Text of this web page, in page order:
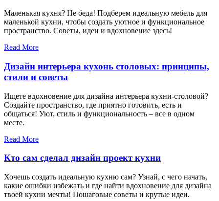
Маленькая кухня? Не беда! Подберем идеальную мебель для
маленькой кухни, чтобы создать уютное и функциональное
пространство. Советы, идеи и вдохновение здесь!
Read More
Дизайн интерьера кухонь столовых: принципы,
стили и советы
Ищете вдохновение для дизайна интерьера кухни-столовой?
Создайте пространство, где приятно готовить, есть и
общаться! Уют, стиль и функциональность – все в одном
месте.
Read More
Кто сам сделал дизайн проект кухни
Хочешь создать идеальную кухню сам? Узнай, с чего начать,
какие ошибки избежать и где найти вдохновение для дизайна
твоей кухни мечты! Пошаговые советы и крутые идеи.